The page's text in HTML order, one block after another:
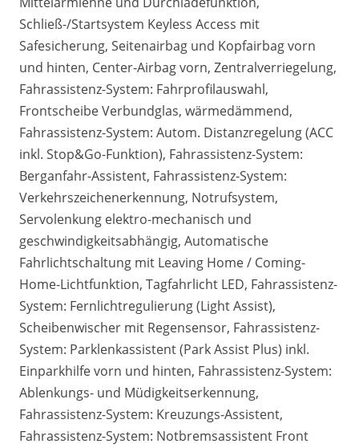
Schließ-/Startsystem Keyless Access mit
Safesicherung, Seitenairbag und Kopfairbag vorn
und hinten, Center-Airbag vorn, Zentralverriegelung,
Fahrassistenz-System: Fahrprofilauswahl,
Frontscheibe Verbundglas, wärmedämmend,
Fahrassistenz-System: Autom. Distanzregelung (ACC
inkl. Stop&Go-Funktion), Fahrassistenz-System:
Berganfahr-Assistent, Fahrassistenz-System:
Verkehrszeichenerkennung, Notrufsystem,
Servolenkung elektro-mechanisch und
geschwindigkeitsabhängig, Automatische
Fahrlichtschaltung mit Leaving Home / Coming-
Home-Lichtfunktion, Tagfahrlicht LED, Fahrassistenz-
System: Fernlichtregulierung (Light Assist),
Scheibenwischer mit Regensensor, Fahrassistenz-
System: Parklenkassistent (Park Assist Plus) inkl.
Einparkhilfe vorn und hinten, Fahrassistenz-System:
Ablenkungs- und Müdigkeitserkennung,
Fahrassistenz-System: Kreuzungs-Assistent,
Fahrassistenz-System: Notbremsassistent Front